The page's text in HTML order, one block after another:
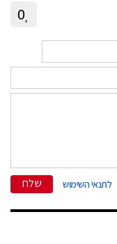
0
לתנאי השימוש שלח